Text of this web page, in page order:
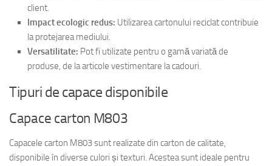
client.
Impact ecologic redus: Utilizarea cartonului reciclat contribuie
la protejarea mediului.
Versatilitate: Pot fi utilizate pentru o gamă variată de
produse, de la articole vestimentare la cadouri.
Tipuri de capace disponibile
Capace carton M803
Capacele carton M803 sunt realizate din carton de calitate,
disponibile în diverse culori și texturi. Acestea sunt ideale pentru